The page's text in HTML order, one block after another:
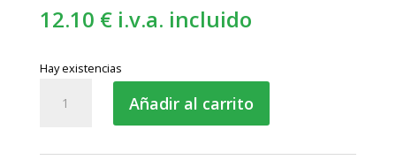
12.10 € i.v.a. incluido
Hay existencias
cerradura
Añadir al carrito